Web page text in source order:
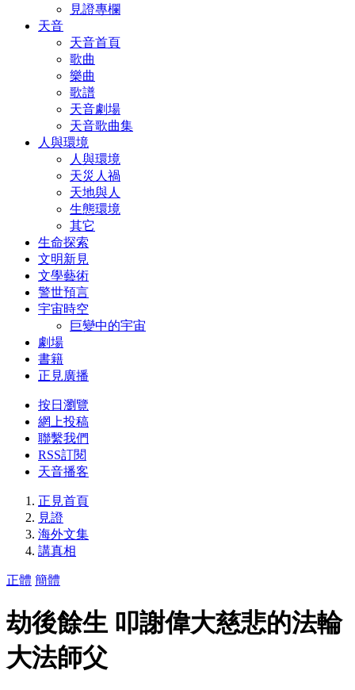
見證專欄
天音
天音首頁
歌曲
樂曲
歌譜
天音劇場
天音歌曲集
人與環境
人與環境
天災人禍
天地與人
生態環境
其它
生命探索
文明新見
文學藝術
警世預言
宇宙時空
巨變中的宇宙
劇場
書籍
正見廣播
按日瀏覽
網上投稿
聯繫我們
RSS訂閱
天音播客
正見首頁
見證
海外文集
講真相
正體 簡體
劫後餘生 叩謝偉大慈悲的法輪
大法師父